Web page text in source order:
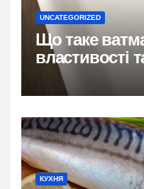
UNCATEGORIZED
Що таке
властивості
застосування
КУХНЯ